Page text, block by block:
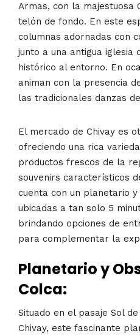
Armas, con la majestuosa
telón de fondo. En este
columnas adornadas con
junto a una antigua iglesia
histórico al entorno. En
animan con la presencia
las tradicionales danzas
El mercado de Chivay es
ofreciendo una rica
productos frescos de la
souvenirs característicos
cuenta con un planetario
ubicadas a tan solo 5
brindando opciones de
para complementar la
Planetario y
Colca:
Situado en el pasaje Sol
Chivay, este fascinante